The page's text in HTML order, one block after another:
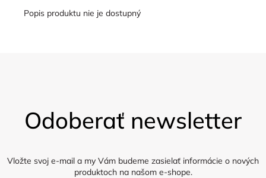
Popis produktu nie je dostupný
Odoberať newsletter
Vložte svoj e-mail a my Vám budeme zasielať informácie o nových
produktoch na našom e-shope.